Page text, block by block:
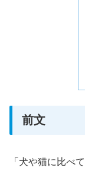
前文
「犬や猫に比べ